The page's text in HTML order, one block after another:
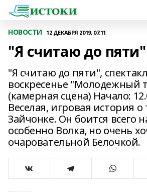
НОВОСТИ 12 ДЕКАБРЯ 2019, 07:11
"Я считаю до пяти"
"Я считаю до пяти",
воскресенье "Молодежный
(камерная сцена) Начало:
Веселая, игровая история о
Зайчонке. Он боится всего
особенно Волка, но очень
очаровательной Белочкой.